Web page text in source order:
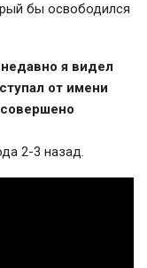
бы освободился
я видел
от имени
2-3 назад.